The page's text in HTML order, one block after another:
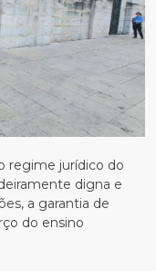
regime jurídico do
digna e
a garantia de
do ensino